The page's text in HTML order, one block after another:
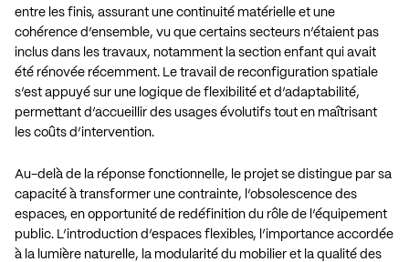
entre les finis, assurant une continuité matérielle et une
cohérence d’ensemble, vu que certains secteurs n’étaient pas
inclus dans les travaux, notamment la section enfant qui avait
été rénovée récemment. Le travail de reconfiguration spatiale
s’est appuyé sur une logique de flexibilité et d’adaptabilité,
permettant d’accueillir des usages évolutifs tout en maîtrisant
les coûts d’intervention.
Au-delà de la réponse fonctionnelle, le projet se distingue par sa
capacité à transformer une contrainte, l’obsolescence des
espaces, en opportunité de redéfinition du rôle de l’équipement
public. L’introduction d’espaces flexibles, l’importance accordée
à la lumière naturelle, la modularité du mobilier et la qualité des